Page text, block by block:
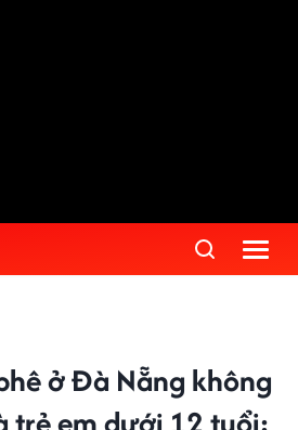
ở Đà Nẵng không